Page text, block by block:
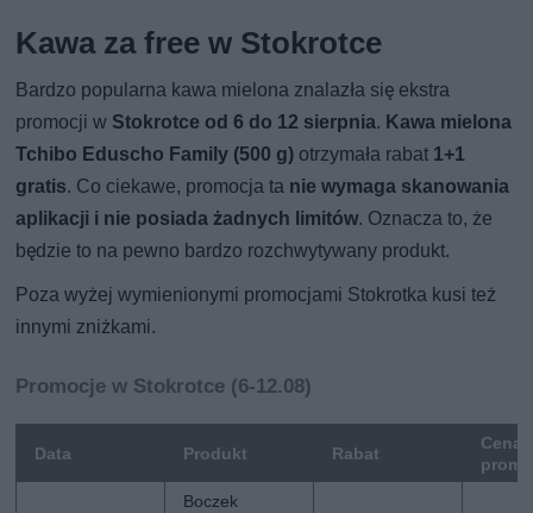
Kawa za free w Stokrotce
Bardzo popularna kawa mielona znalazła się ekstra
promocji w Stokrotce od 6 do 12 sierpnia. Kawa mielona
Tchibo Eduscho Family (500 g) otrzymała rabat 1+1
gratis. Co ciekawe, promocja ta nie wymaga skanowania
aplikacji i nie posiada żadnych limitów. Oznacza to, że
będzie to na pewno bardzo rozchwytywany produkt.
Poza wyżej wymienionymi promocjami Stokrotka kusi też
innymi zniżkami.
Promocje w Stokrotce (6-12.08)
Data Produkt Rabat
Cena
Boczek